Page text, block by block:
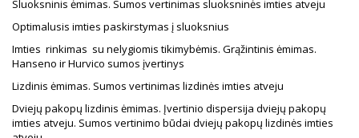
Sluoksninis ėmimas. Sumos vertinimas sluoksninės imties atveju
Optimalusis imties paskirstymas į sluoksnius
Imties rinkimas su nelygiomis tikimybėmis. Grąžintinis ėmimas.
Hanseno ir Hurvico sumos įvertinys
Lizdinis ėmimas. Sumos vertinimas lizdinės imties atveju
Dviejų pakopų lizdinis ėmimas. Įvertinio dispersija dviejų pakopų
imties atveju. Sumos vertinimo būdai dviejų pakopų lizdinės imties